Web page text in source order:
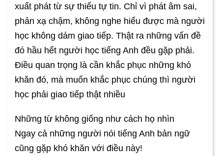
xuất phát từ sự thiếu tự tin. Chỉ vì phát âm sai,
phản xạ chậm, không nghe hiểu được mà người
học không dám giao tiếp. Thật ra những vấn đề
đó hầu hết người học tiếng Anh đều gặp phải.
Điều quan trọng là cần khắc phục những khó
khăn đó, mà muốn khắc phục chúng thì người
học phải giao tiếp thật nhiều
Những từ không giống như cách họ nhìn
Ngay cả những người nói tiếng Anh bản ngữ
cũng gặp khó khăn với điều này!